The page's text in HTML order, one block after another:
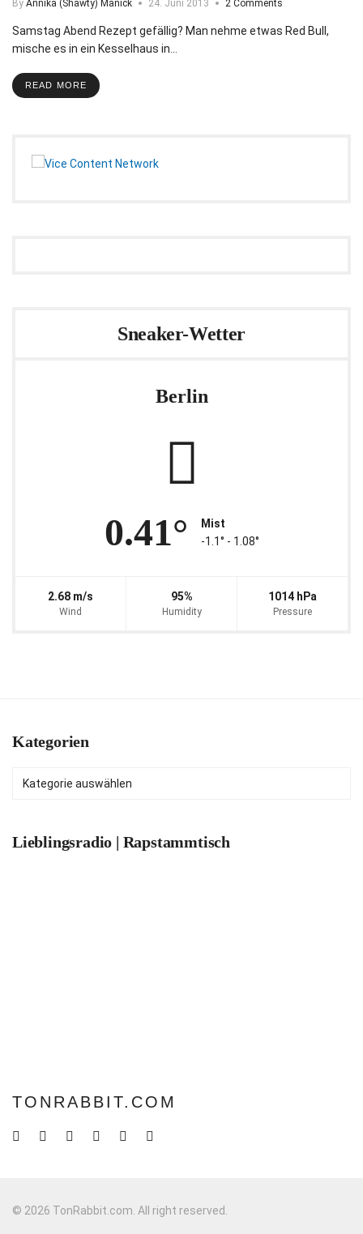
By Annika (Shawty) Manick 24. Juni 2013 2 Comments
Samstag Abend Rezept gefällig? Man nehme etwas Red Bull,
mische es in ein Kesselhaus in…
READ MORE
Sneaker-Wetter
Berlin
0.41°
Mist
-1.1° ‐ 1.08°
2.68 m/s
Wind
95%
Humidity
1014 hPa
Pressure
Kategorien
Lieblingsradio | Rapstammtisch
TONRABBIT.COM
© 2026 TonRabbit.com. All right reserved.